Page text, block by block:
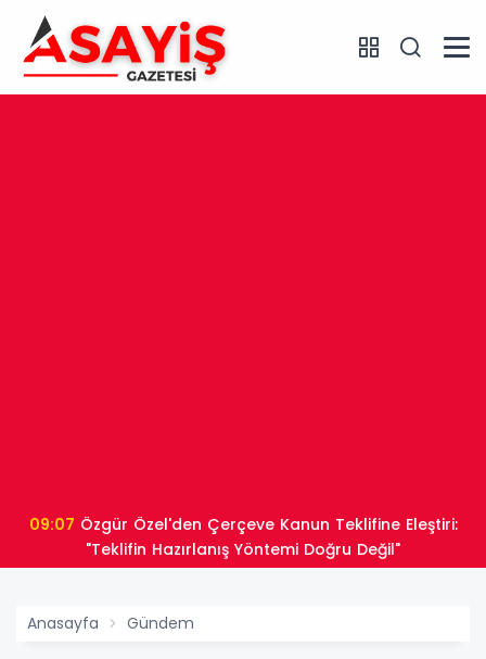
09:07
"Teklifin Hazırlanış Yöntemi Doğru Değil"
Anasayfa Gündem